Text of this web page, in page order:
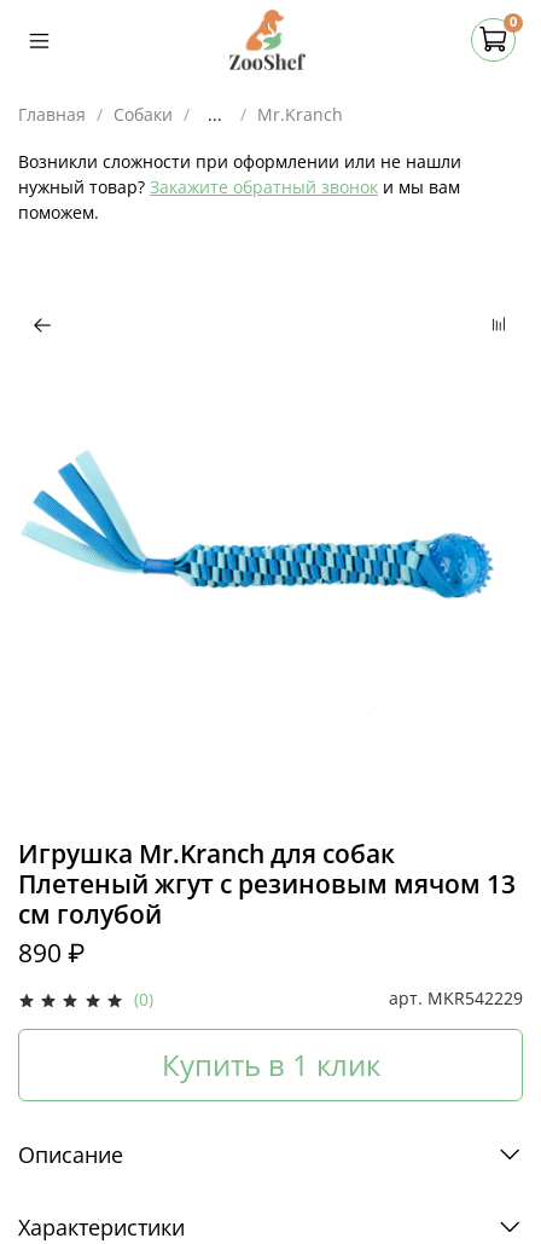
0
Главная Собаки ... Mr.Kranch
Возникли сложности при оформлении или не нашли
нужный товар? Закажите обратный звонок и мы вам
поможем.
(0) арт. MKR542229
Игрушка Mr.Kranch для собак
Плетеный жгут с резиновым мячом 13
см голубой
890 ₽
Купить в 1 клик
Описание
Характеристики